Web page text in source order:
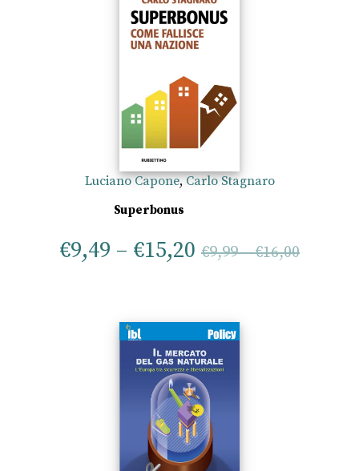
Luciano Capone,Carlo Stagnaro
Superbonus
€9,49 – €15,20 €9,99–€16,00